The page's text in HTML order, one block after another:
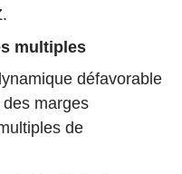
multiples
défavorable
marges
de